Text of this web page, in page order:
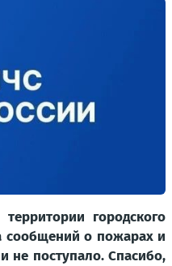
городского
сообщений о пожарах и
не поступало. Спасибо,